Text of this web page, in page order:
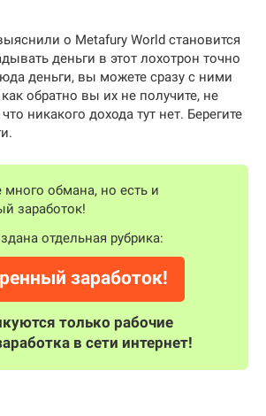
о Metafury World становится
деньги в этот лохотрон точно
деньги, вы можете сразу с ними
обратно вы их не получите, не
никакого дохода тут нет. Берегите
много обмана, но есть и
заработок!
отдельная рубрика:
заработок!
только рабочие
в сети интернет!